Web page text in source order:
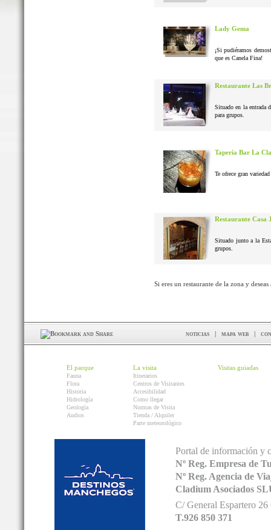
Lady Gema
¡Si pudiéramos
que es Canela Fina!
Restaurante Las
Situado en la entrada
para grupos.
Tapería Bar La
Te ofrece gran
Restaurante Casa
Situado junto a la
grupos.
Si eres un restaurante de la zona y
noticias | mapa web |
El parque
Fauna
Flora
Historia
Hidrología
Geología
Audios
La visita
Itinerarios
Centros de Visitantes
Accesibilidad
Como llegar
Normas de Visita
Tienda / Alquiler
Parte meteorológico
Visitas guiadas
Portal de información y
Nº Reg. Empresa de
Nº Reg. Agencia de
Cladium Asociados
C/ General Espartero
T.926 850 371